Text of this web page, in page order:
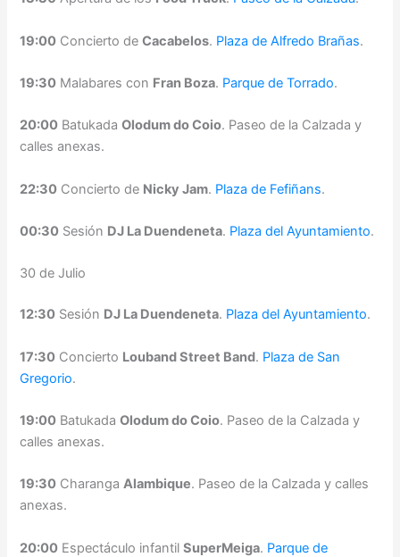
19:00 Concierto deCacabelos. Plaza de Alfredo Brañas.
19:30 Malabares con Fran Boza. Parque de Torrado.
20:00 BatukadaOlodum do Coio. Paseo de la Calzada y
calles anexas.
22:30 Concierto de Nicky Jam. Plaza de Fefiñans.
00:30 Sesión DJ La Duendeneta. Plaza del Ayuntamiento.
30 de Julio
12:30 Sesión DJ La Duendeneta. Plaza del Ayuntamiento.
17:30 Concierto Louband Street Band. Plaza de San
Gregorio.
19:00 BatukadaOlodum do Coio. Paseo de la Calzada y
calles anexas.
19:30 CharangaAlambique. Paseo de la Calzada y calles
anexas.
20:00 Espectáculo infantilSuperMeiga. Parque de